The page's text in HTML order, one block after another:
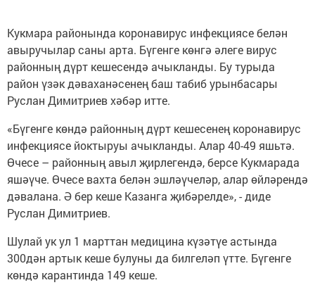
Кукмара районында коронавирус инфекциясе белән
авыручылар саны арта. Бүгенге көнгә әлеге вирус
районның дүрт кешесендә ачыкланды. Бу турыда
район үзәк дәваханәсенең баш табиб урынбасары
Руслан Димитриев хәбәр итте.
«Бүгенге көндә районның дүрт кешесенең коронавирус
инфекциясе йоктыруы ачыкланды. Алар 40-49 яшьтә.
Өчесе – районның авыл җирлегендә, берсе Кукмарада
яшәүче. Өчесе вахта белән эшләүчеләр, алар өйләрендә
дәвалана. Ә бер кеше Казанга җибәрелде», - диде
Руслан Димитриев.
Шулай ук ул 1 марттан медицина күзәтүе астында
300дән артык кеше булуны да билгеләп үтте. Бүгенге
көндә карантинда 149 кеше.